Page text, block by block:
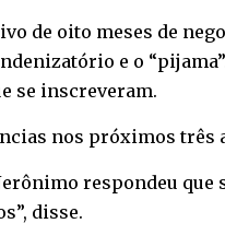
de oito meses de
e o
se inscreveram.
nos próximos
respondeu
disse.